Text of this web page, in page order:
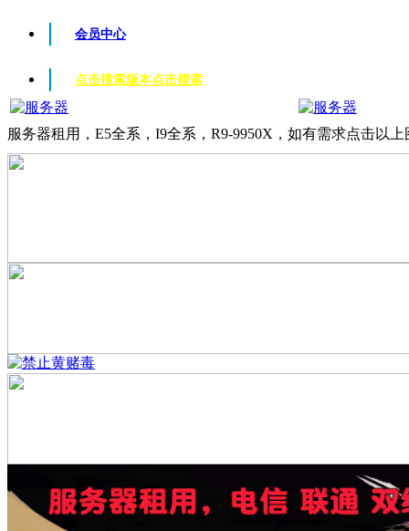
会员中心
点击搜索版本点击搜索
服务器租用，E5全系，I9全系，R9-9950X，如有需求点击以